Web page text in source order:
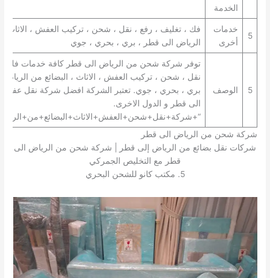
الخدمة
5
خدمات
أخرى
فك ، تغليف ، رفع ، نقل ، شحن ، تركيب العفش ، الاثاث ،
الرياض الى قطر ، بري ، بحري ، جوي
5 الوصف
توفر شركة شحن من الرياض الى قطر كافة خدمات فك ،
نقل ، شحن ، تركيب العفش ، الاثاث ، البضائع من
بري ، بحري ، جوي. تعتبر الشركة افضل شركة نقل عفش
الى قطر و الدول الاخرى.
شركة شحن من الرياض الى قطر
شركات نقل بضائع من الرياض إلى قطر | شركة شحن من الرياض الى
قطر مع التخليص الجمركي
5. مكتب كانو للشحن البحري